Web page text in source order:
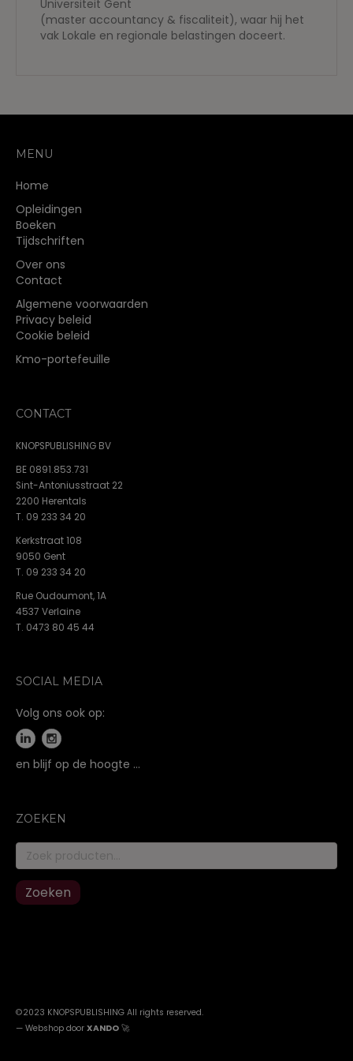
Universiteit Gent
(master accountancy & fiscaliteit), waar hij het
vak Lokale en regionale belastingen doceert.
MENU
Home
Opleidingen
Boeken
Tijdschriften
Over ons
Contact
Algemene voorwaarden
Privacy beleid
Cookie beleid
Kmo-portefeuille
CONTACT
KNOPSPUBLISHING BV
BE 0891.853.731
Sint-Antoniusstraat 22
2200 Herentals
T. 09 233 34 20
Kerkstraat 108
9050 Gent
T. 09 233 34 20
Rue Oudoumont, 1A
4537 Verlaine
T. 0473 80 45 44
SOCIAL MEDIA
Volg ons ook op:
en blijf op de hoogte …
ZOEKEN
Zoeken
naar:
Zoeken
©2023 KNOPSPUBLISHING All rights reserved.
— Webshop door XANDO 🚀